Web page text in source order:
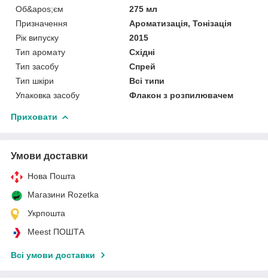
Об&apos;єм
275 мл
Призначення
Ароматизація, Тонізація
Рік випуску
2015
Тип аромату
Східні
Тип засобу
Спрей
Тип шкіри
Всі типи
Упаковка засобу
Флакон з розпилювачем
Приховати
Умови доставки
Нова Пошта
Магазини Rozetka
Укрпошта
Meest ПОШТА
Всі умови доставки